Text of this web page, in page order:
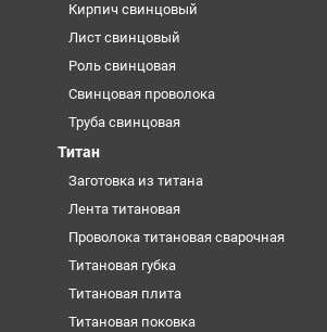
Кирпич свинцовый
Лист свинцовый
Роль свинцовая
Свинцовая проволока
Труба свинцовая
Титан
Заготовка из титана
Лента титановая
Проволока титановая сварочная
Титановая губка
Титановая плита
Титановая поковка